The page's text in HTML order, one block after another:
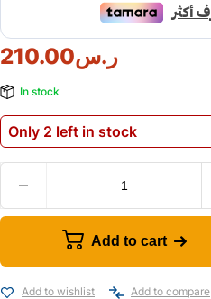
ر.س210.00
In stock
Only 2 left in stock
Add to cart
Add to wishlist Add to compare